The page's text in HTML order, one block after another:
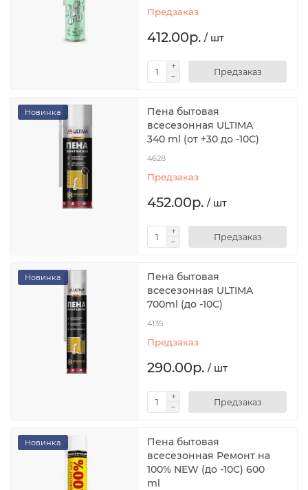
Предзаказ
412.00р. / шт
Предзаказ
Новинка
Пена бытовая
всесезонная ULTIMA
340 ml (от +30 до -10С)
4628
Предзаказ
452.00р. / шт
Предзаказ
Новинка
Пена бытовая
всесезонная ULTIMA
700ml (до -10С)
4135
Предзаказ
290.00р. / шт
Предзаказ
Новинка
Пена бытовая
всесезонная Ремонт на
100% NEW (до -10С) 600
ml